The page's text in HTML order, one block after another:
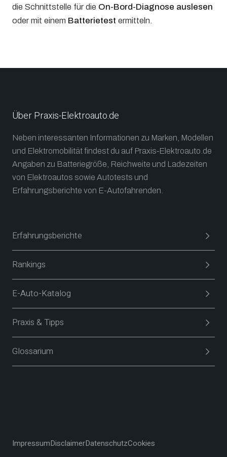
die Schnittstelle für die On-Bord-Diagnose auslesen
oder mit einem Batterietest ermitteln.
Über Praxis-Elektroauto.de
Neben interessanten Informationen zu Marken, Modellen
und Elektromobilität findest du auf Praxis‑Elektroauto.de
Angaben zu Batteriegröße, Reichweite und Ladezeiten
von Elektroautos sowie Autotests und
Erfahrungsberichte von E-Autofahrenden.
Erfahrungsberichte
Rankings
E-Auto-Katalog
Praxis & Tipps
Glossarium
ImpressumDisclaimerDatenschutzCookies